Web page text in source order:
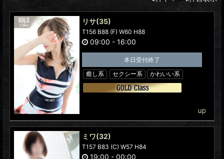
リサ(35)
T156 B88 (F) W60 H88
09:00 - 16:00
本日受付終了
癒し系
セクシー系 かわいい系
ミワ(32)
T157 B83 (C) W57 H84
19:00 - 00:00